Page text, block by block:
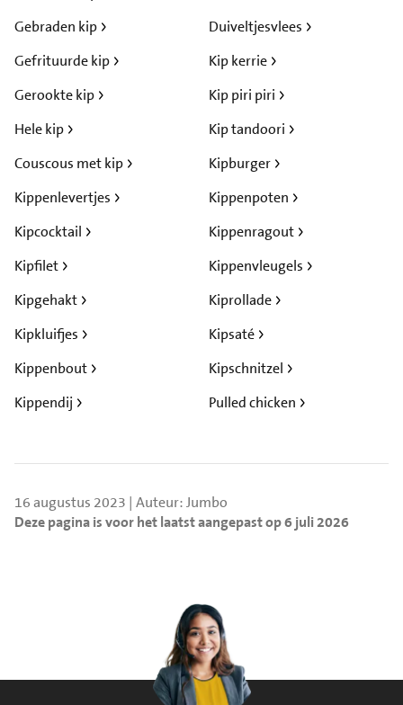
Gebraden kip
Gefrituurde kip
Gerookte kip
Hele kip
Couscous met kip
Duiveltjesvlees
Kip kerrie
Kip piri piri
Kip tandoori
Kipburger
Kippenlevertjes
Kipcocktail
Kipfilet
Kipgehakt
Kipkluifjes
Kippenbout
Kippendij
Kippenpoten
Kippenragout
Kippenvleugels
Kiprollade
Kipsaté
Kipschnitzel
Pulled chicken
16 augustus 2023 | Auteur: Jumbo
Deze pagina is voor het laatst aangepast op 6 juli 2026